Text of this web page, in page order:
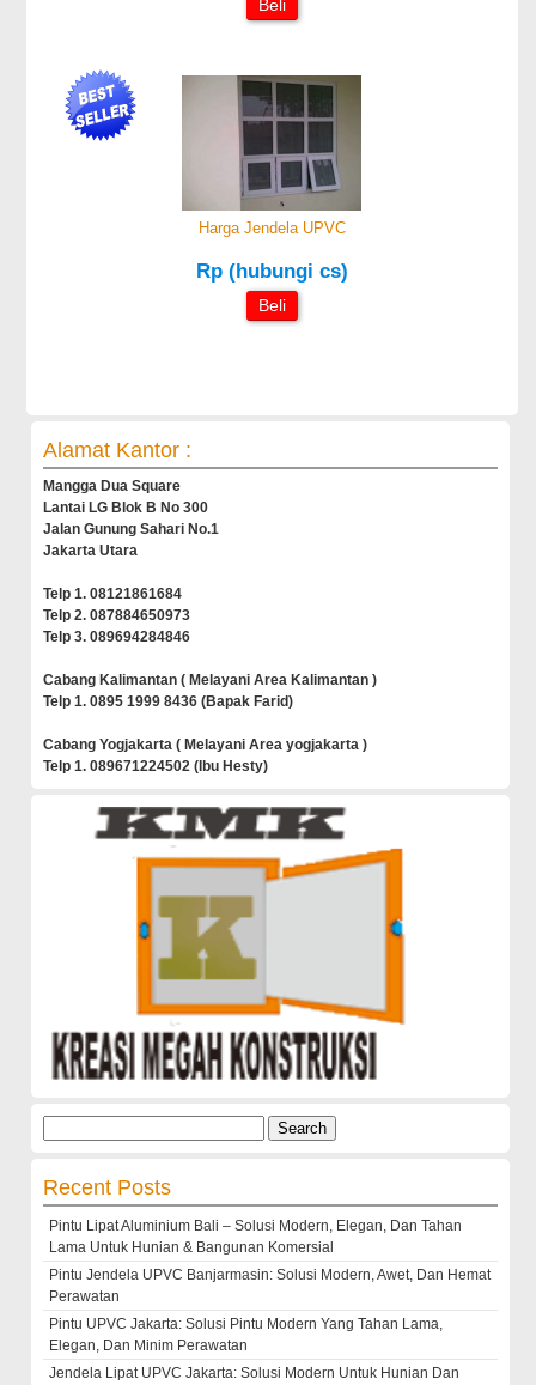
Beli
Harga Jendela UPVC
Rp (hubungi cs)
Beli
Alamat Kantor :
Mangga Dua Square
Lantai LG Blok B No 300
Jalan Gunung Sahari No.1
Jakarta Utara
Telp 1. 08121861684
Telp 2. 087884650973
Telp 3. 089694284846
Cabang Kalimantan ( Melayani Area Kalimantan )
Telp 1. 0895 1999 8436 (Bapak Farid)
Cabang Yogjakarta ( Melayani Area yogjakarta )
Telp 1. 089671224502 (Ibu Hesty)
Recent Posts
Pintu Lipat Aluminium Bali – Solusi Modern, Elegan, Dan Tahan
Lama Untuk Hunian & Bangunan Komersial
Pintu Jendela UPVC Banjarmasin: Solusi Modern, Awet, Dan Hemat
Perawatan
Pintu UPVC Jakarta: Solusi Pintu Modern Yang Tahan Lama,
Elegan, Dan Minim Perawatan
Jendela Lipat UPVC Jakarta: Solusi Modern Untuk Hunian Dan